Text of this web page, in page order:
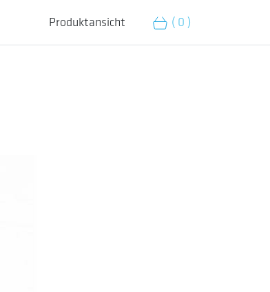
Produktansicht ( 0 )